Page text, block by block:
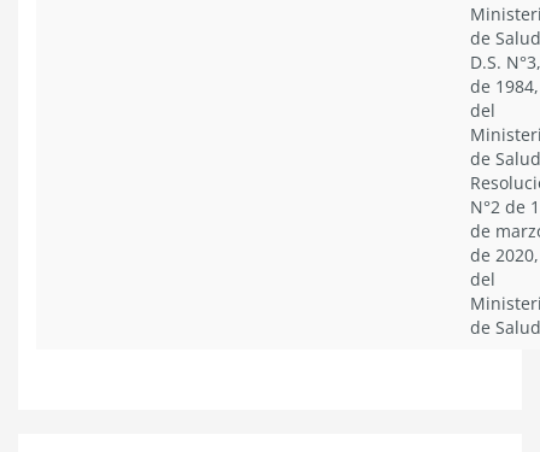
de
D.S. N°3,
de 1984,
del
de
N°2 de
de
de 2020,
del
de Salud